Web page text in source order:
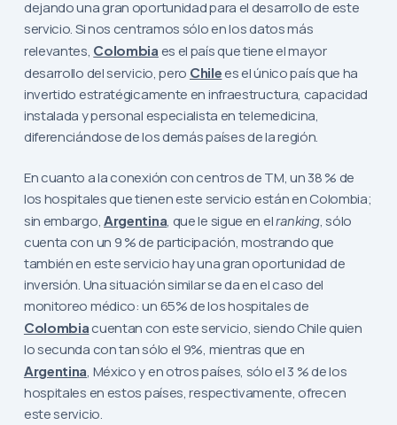
dejando una gran oportunidad para el desarrollo de este
servicio. Si nos centramos sólo en los datos más
relevantes, Colombia es el país que tiene el mayor
desarrollo del servicio, pero Chile es el único país que ha
invertido estratégicamente en infraestructura, capacidad
instalada y personal especialista en telemedicina,
diferenciándose de los demás países de la región.
En cuanto a la conexión con centros de TM, un 38 % de
los hospitales que tienen este servicio están en Colombia;
sin embargo, Argentina, que le sigue en elranking, sólo
cuenta con un 9 % de participación, mostrando que
también en este servicio hay una gran oportunidad de
inversión. Una situación similar se da en el caso del
monitoreo médico: un 65% de los hospitales de
Colombia cuentan con este servicio, siendo Chile quien
lo secunda con tan sólo el 9%, mientras que en
Argentina, México y en otros países, sólo el 3 % de los
hospitales en estos países, respectivamente, ofrecen
este servicio.